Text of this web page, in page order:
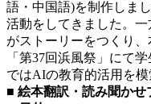
語・中国語)を制作しま
活動をしてきました。
がストーリーをつくり
「第37回浜風祭」にて
ではAIの教育的活用を
■ 絵本翻訳・読み聞かせ